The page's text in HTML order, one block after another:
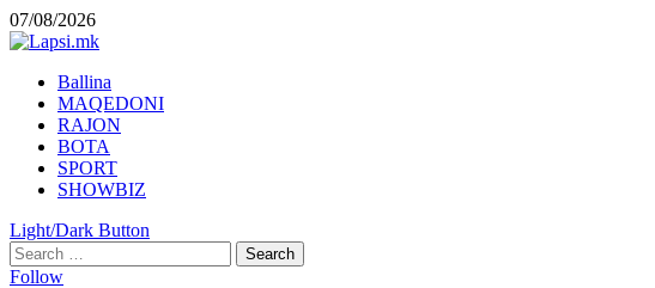
Skip
to
07/08/2026
Primary
Menu
Ballina
MAQEDONI
RAJON
BOTA
SPORT
SHOWBIZ
Light/Dark Button
Search
for:
Follow